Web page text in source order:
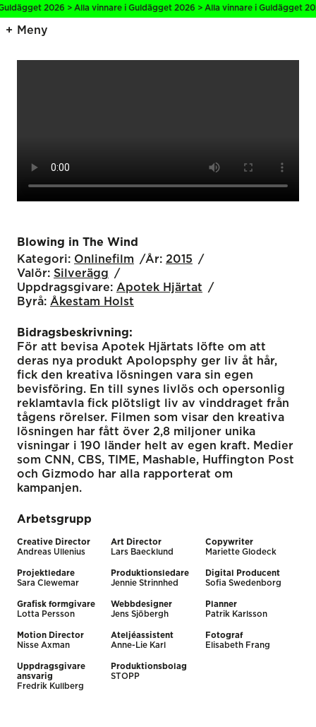
2026 > Alla vinnare i Guldägget 2026 > Alla vinnare i Guldägget
Meny
Blowing in The Wind
Kategori: Onlinefilm År: 2015
Valör: Silverägg
Uppdragsgivare: Apotek Hjärtat
Byrå: Åkestam Holst
Bidragsbeskrivning:
För att bevisa Apotek Hjärtats löfte om att
deras nya produkt Apolopsphy ger liv åt hår,
fick den kreativa lösningen vara sin egen
bevisföring. En till synes livlös och opersonlig
reklamtavla fick plötsligt liv av vinddraget från
tågens rörelser. Filmen som visar den kreativa
lösningen har fått över 2,8 miljoner unika
visningar i 190 länder helt av egen kraft. Medier
som CNN, CBS, TIME, Mashable, Huffington Post
och Gizmodo har alla rapporterat om
kampanjen.
Arbetsgrupp
Creative Director
Andreas Ullenius
Art Director
Lars Baecklund
Copywriter
Mariette Glodeck
Projektledare
Sara Clewemar
Produktionsledare
Jennie Strinnhed
Digital Producent
Sofia Swedenborg
Grafisk formgivare
Lotta Persson
Webbdesigner
Jens Sjöbergh
Planner
Patrik Karlsson
Motion Director
Nisse Axman
Ateljéassistent
Anne-Lie Karl
Fotograf
Elisabeth Frang
Uppdragsgivare
ansvarig
Fredrik Kullberg
Produktionsbolag
STOPP